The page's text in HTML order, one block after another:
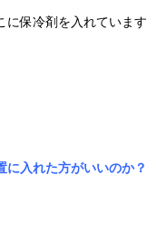
に保冷剤を入れていま
に入れた方がいいのか